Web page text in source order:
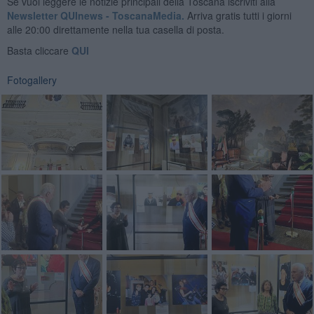
Newsletter QUInews - ToscanaMedia. Arriva gratis tutti i giorni
alle 20:00 direttamente nella tua casella di posta.
Basta cliccare QUI
Fotogallery